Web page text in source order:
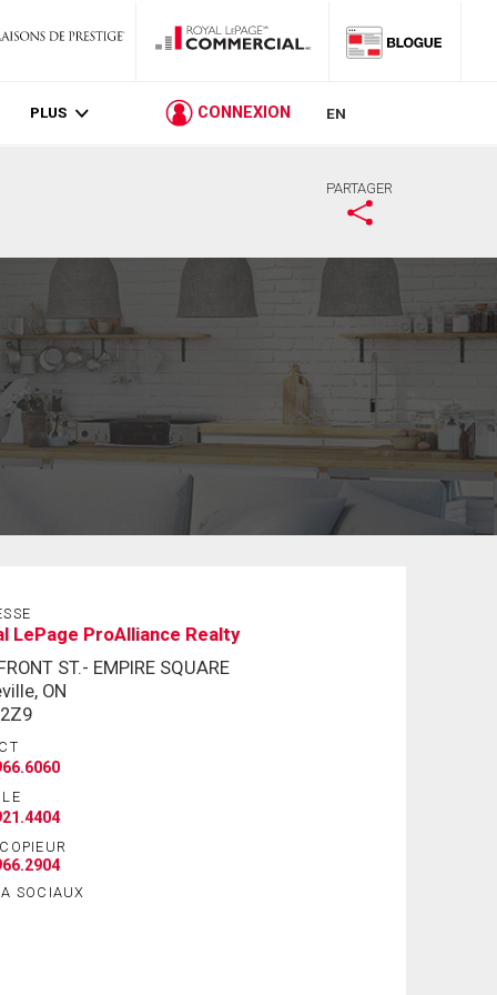
PLUS CONNEXION EN
PARTAGER
LePage ProAlliance Realty
ST.- EMPIRE SQUARE
ON
SOCIAUX